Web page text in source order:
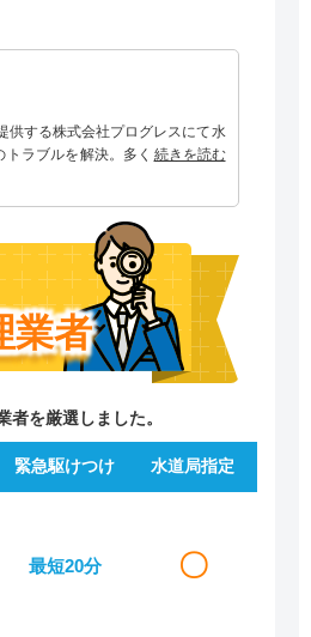
する株式会社プログレスにて水
ラブルを解決。多くのお客様に
続きを読む
業者
を厳選しました。
緊急駆けつけ 水道局指定
最短20分 〇